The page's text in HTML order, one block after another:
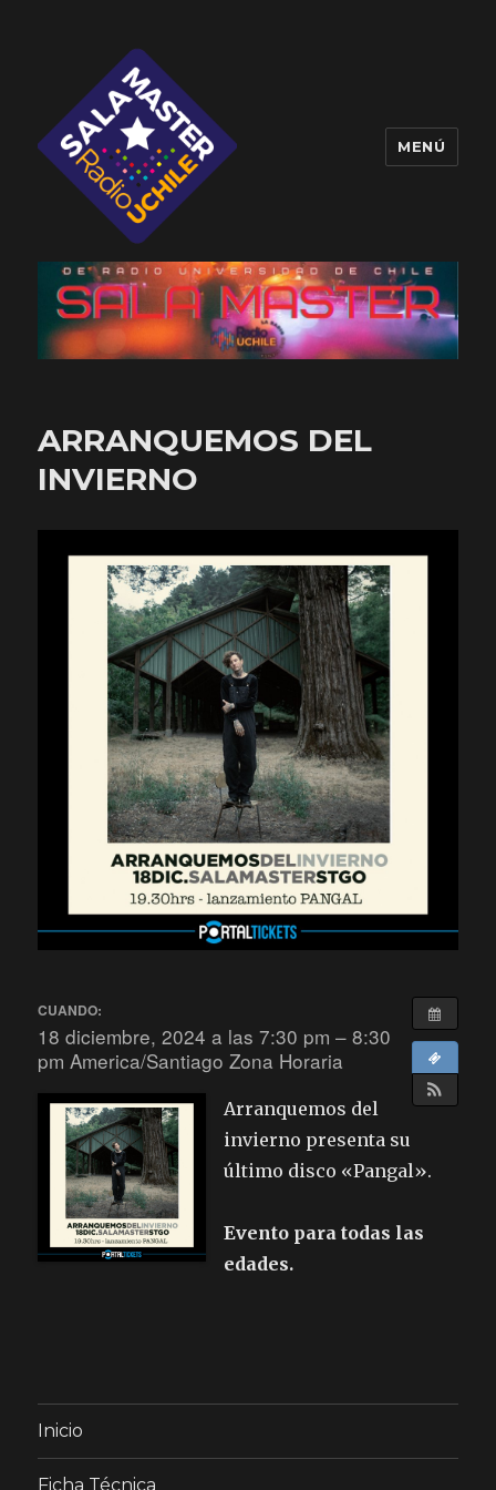
Sala Master
MENÚ
ARRANQUEMOS DEL
INVIERNO
CUANDO:
18 diciembre, 2024 a las 7:30 pm – 8:30
pmAmerica/Santiago Zona Horaria
Arranquemos del
invierno presenta su
último disco «Pangal».
Evento para todas las
edades.
Inicio
Ficha Técnica